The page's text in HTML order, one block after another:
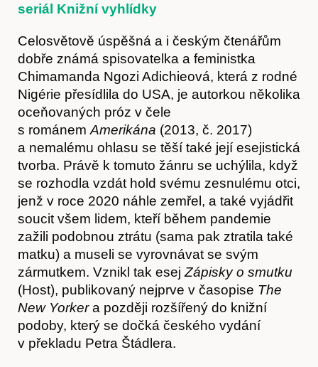
Články
Časopis
seriál Knižní vyhlídky
Celosvětově úspěšná a i českým čtenářům
dobře známá spisovatelka a feministka
Chimamanda Ngozi Adichieová, která z rodné
Nigérie přesídlila do USA, je autorkou několika
oceňovaných próz v čele
s románem Amerikána (2013, č. 2017)
a nemalému ohlasu se těší také její esejistická
tvorba. Právě k tomuto žánru se uchýlila, když
se rozhodla vzdát hold svému zesnulému otci,
jenž v roce 2020 náhle zemřel, a také vyjádřit
soucit všem lidem, kteří během pandemie
zažili podobnou ztrátu (sama pak ztratila také
matku) a museli se vyrovnávat se svým
zármutkem. Vznikl tak esej Zápisky o smutku
(Host), publikovaný nejprve v časopise The
New Yorkera později rozšířený do knižní
podoby, který se dočká českého vydání
v překladu Petra Štádlera.